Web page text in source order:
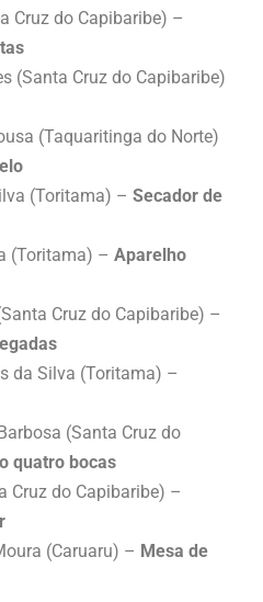
Cruz do Capibaribe) –
(Santa Cruz do Capibaribe)
(Taquaritinga do Norte)
(Toritama) – Secador de
(Toritama) – Aparelho
Cruz do Capibaribe) –
da Silva (Toritama) –
(Santa Cruz do
quatro bocas
Cruz do Capibaribe) –
(Caruaru) – Mesa de